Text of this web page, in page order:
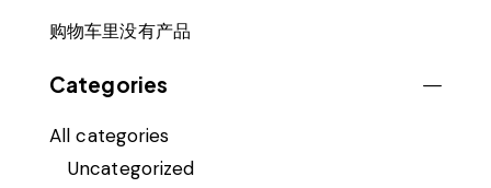
购物车里没有产品
Categories
All categories
Uncategorized